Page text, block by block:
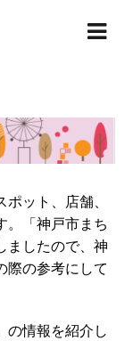
ット、店舗、
。「神戸市まち
ましたので、神
際の参考にして
の情報を紹介し